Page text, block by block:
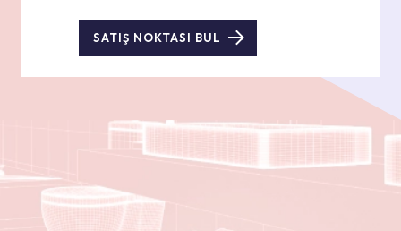
SATIŞ NOKTASI BUL